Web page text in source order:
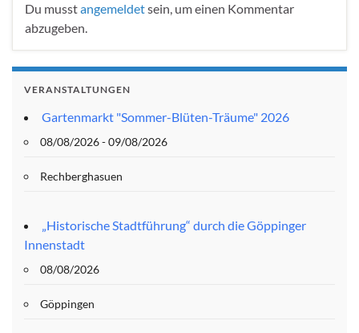
Du musstangemeldetsein, um einen Kommentar
abzugeben.
VERANSTALTUNGEN
Gartenmarkt "Sommer-Blüten-Träume" 2026
08/08/2026 - 09/08/2026
Rechberghasuen
„Historische Stadtführung“ durch die Göppinger
Innenstadt
08/08/2026
Göppingen